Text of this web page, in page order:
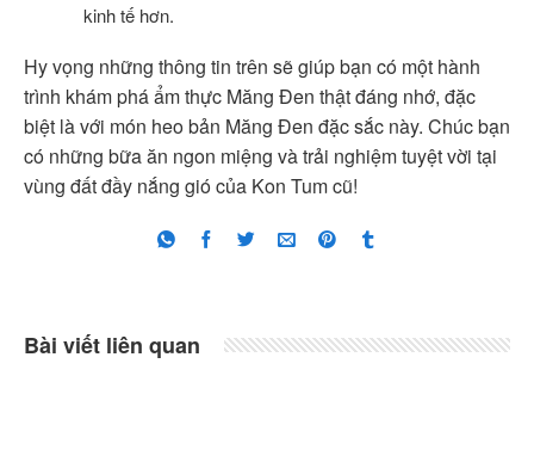
kinh tế hơn.
Hy vọng những thông tin trên sẽ giúp bạn có một hành
trình khám phá ẩm thực Măng Đen thật đáng nhớ, đặc
biệt là với món heo bản Măng Đen đặc sắc này. Chúc bạn
có những bữa ăn ngon miệng và trải nghiệm tuyệt vời tại
vùng đất đầy nắng gió của Kon Tum cũ!
Bài viết liên quan